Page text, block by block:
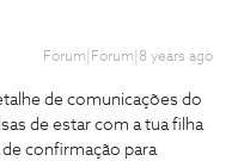
Forum|Forum|8 years ago
de comunicações do
de estar com a tua filha
confirmação para